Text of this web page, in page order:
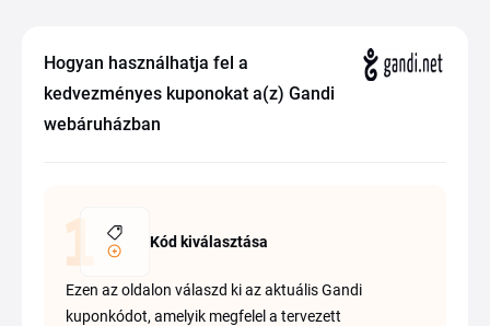
Hogyan használhatja fel a
kedvezményes kuponokat a(z) Gandi
webáruházban
Kód kiválasztása
Ezen az oldalon válaszd ki az aktuális Gandi
kuponkódot, amelyik megfelel a tervezett